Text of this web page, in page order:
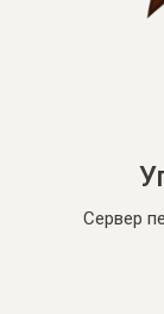
Сервер